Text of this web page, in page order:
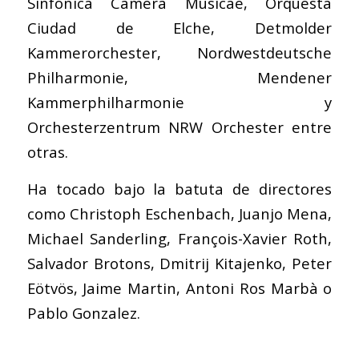
Ciudad de Elche, Detmolder
Kammerorchester, Nordwestdeutsche
Philharmonie, Mendener
Kammerphilharmonie y
Orchesterzentrum NRW Orchester entre
otras.
Ha tocado bajo la batuta de directores
como Christoph Eschenbach, Juanjo Mena,
Michael Sanderling, François-Xavier Roth,
Salvador Brotons, Dmitrij Kitajenko, Peter
Eötvös, Jaime Martin, Antoni Ros Marbà o
Pablo Gonzalez.